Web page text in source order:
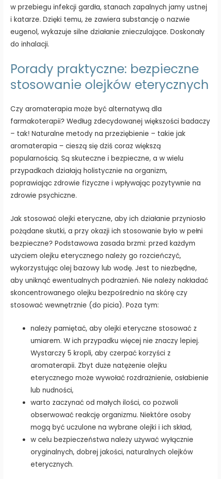
w przebiegu infekcji gardła, stanach zapalnych jamy ustnej
i katarze. Dzięki temu, że zawiera substancję o nazwie
eugenol, wykazuje silne działanie znieczulające. Doskonały
do inhalacji.
Porady praktyczne: bezpieczne
stosowanie olejków eterycznych
Czy aromaterapia może być alternatywą dla
farmakoterapii? Według zdecydowanej większości badaczy
– tak! Naturalne metody na przeziębienie – takie jak
aromaterapia – cieszą się dziś coraz większą
popularnością. Są skuteczne i bezpieczne, a w wielu
przypadkach działają holistycznie na organizm,
poprawiając zdrowie fizyczne i wpływając pozytywnie na
zdrowie psychiczne.
Jak stosować olejki eteryczne, aby ich działanie przyniosło
pożądane skutki, a przy okazji ich stosowanie było w pełni
bezpieczne? Podstawowa zasada brzmi: przed każdym
użyciem olejku eterycznego należy go rozcieńczyć,
wykorzystując olej bazowy lub wodę. Jest to niezbędne,
aby uniknąć ewentualnych podrażnień. Nie należy nakładać
skoncentrowanego olejku bezpośrednio na skórę czy
stosować wewnętrznie (do picia). Poza tym:
należy pamiętać, aby olejki eteryczne stosować z
umiarem. W ich przypadku więcej nie znaczy lepiej.
Wystarczy 5 kropli, aby czerpać korzyści z
aromaterapii. Zbyt duże natężenie olejku
eterycznego może wywołać rozdrażnienie, osłabienie
lub nudności,
warto zaczynać od małych ilości, co pozwoli
obserwować reakcję organizmu. Niektóre osoby
mogą być uczulone na wybrane olejki i ich skład,
w celu bezpieczeństwa należy używać wyłącznie
oryginalnych, dobrej jakości, naturalnych olejków
eterycznych.